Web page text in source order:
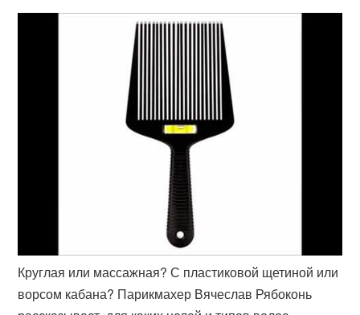
Круглая или массажная? С пластиковой щетиной или
ворсом кабана? Парикмахер Вячеслав Рябоконь